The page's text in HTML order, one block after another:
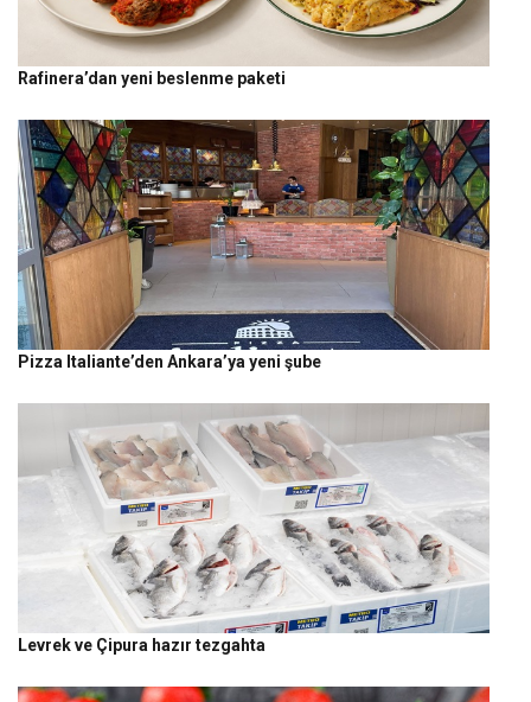
Rafinera’dan yeni beslenme paketi
Pizza Italiante’den Ankara’ya yeni şube
Levrek ve Çipura hazır tezgahta